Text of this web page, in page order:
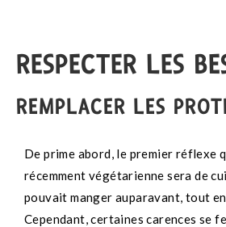
RESPECTER LES
REMPLACER LES
De prime abord, le premier réflexe
récemment végétarienne sera de
pouvait manger auparavant, tout
Cependant, certaines carences se